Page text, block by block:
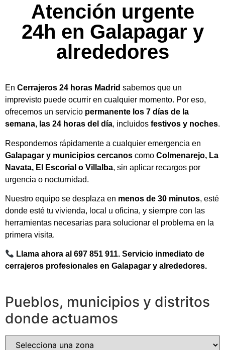
Atención urgente
24h en Galapagar y
alrededores
En Cerrajeros 24 horas Madrid sabemos que un
imprevisto puede ocurrir en cualquier momento. Por eso,
ofrecemos un servicio permanente los 7 días de la
semana, las 24 horas del día, incluidos festivos y noches.
Respondemos rápidamente a cualquier emergencia en
Galapagar y municipios cercanos como Colmenarejo, La
Navata, El Escorial o Villalba, sin aplicar recargos por
urgencia o nocturnidad.
Nuestro equipo se desplaza en menos de 30 minutos, esté
donde esté tu vivienda, local u oficina, y siempre con las
herramientas necesarias para solucionar el problema en la
primera visita.
Llama ahora al 697 851 911. Servicio inmediato de
cerrajeros profesionales en Galapagar y alrededores.
Pueblos, municipios y distritos
donde actuamos